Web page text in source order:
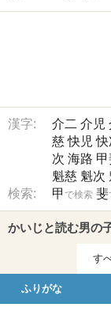
漢字: 介二 介児
慈 快児 快
次 海路 甲
魁慈 魁次
検索:
甲 で検索 斐
かいじと読む男の
す
ふりがな